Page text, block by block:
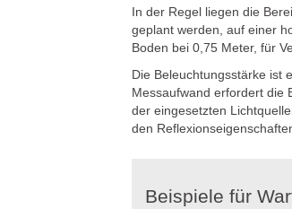
In der Regel liegen die
geplant werden, auf einer
Boden bei 0,75 Meter, für
Die Beleuchtungsstärke ist
Messaufwand erfordert die
der eingesetzten
den
Beispiele für